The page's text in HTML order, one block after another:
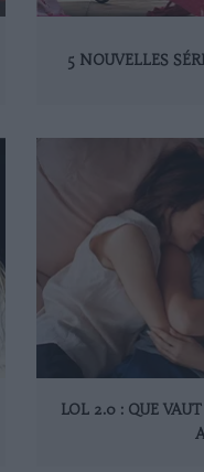
5 NOUVELLES
LOL 2.0 : QUE